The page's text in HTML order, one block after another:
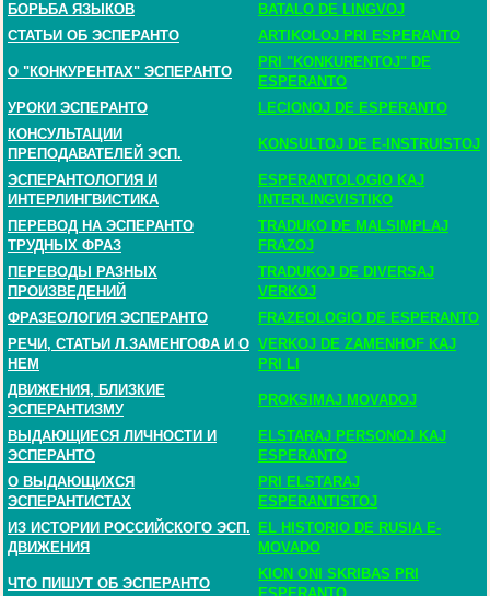
БОРЬБА ЯЗЫКОВ
BATALO DE LINGVOJ
СТАТЬИ ОБ ЭСПЕРАНТО
ARTIKOLOJ PRI ESPERANTO
О "КОНКУРЕНТАХ" ЭСПЕРАНТО
PRI "KONKURENTOJ" DE
ESPERANTO
УРОКИ ЭСПЕРАНТО
LECIONOJ DE ESPERANTO
КОНСУЛЬТАЦИИ
ПРЕПОДАВАТЕЛЕЙ ЭСП.
KONSULTOJ DE E-INSTRUISTOJ
ЭСПЕРАНТОЛОГИЯ И
ИНТЕРЛИНГВИСТИКА
ESPERANTOLOGIO KAJ
INTERLINGVISTIKO
ПЕРЕВОД НА ЭСПЕРАНТО
ТРУДНЫХ ФРАЗ
TRADUKO DE MALSIMPLAJ
FRAZOJ
ПЕРЕВОДЫ РАЗНЫХ
ПРОИЗВЕДЕНИЙ
TRADUKOJ DE DIVERSAJ
VERKOJ
ФРАЗЕОЛОГИЯ ЭСПЕРАНТО
FRAZEOLOGIO DE ESPERANTO
РЕЧИ, СТАТЬИ Л.ЗАМЕНГОФА И О
НЕМ
VERKOJ DE ZAMENHOF KAJ
PRI LI
ДВИЖЕНИЯ, БЛИЗКИЕ
ЭСПЕРАНТИЗМУ
PROKSIMAJ MOVADOJ
ВЫДАЮЩИЕСЯ ЛИЧНОСТИ И
ЭСПЕРАНТО
ELSTARAJ PERSONOJ KAJ
ESPERANTO
О ВЫДАЮЩИХСЯ
ЭСПЕРАНТИСТАХ
PRI ELSTARAJ
ESPERANTISTOJ
ИЗ ИСТОРИИ РОССИЙСКОГО ЭСП.
ДВИЖЕНИЯ
EL HISTORIO DE RUSIA E-
MOVADO
ЧТО ПИШУТ ОБ ЭСПЕРАНТО
KION ONI SKRIBAS PRI